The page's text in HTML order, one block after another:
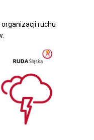
ruchu